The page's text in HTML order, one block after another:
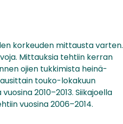
korkeuden mittausta varten.
Mittauksia tehtiin kerran
ojien tukkimista heinä-
touko-lokakuun
2010–2013. Siikajoella
vuosina 2006–2014.